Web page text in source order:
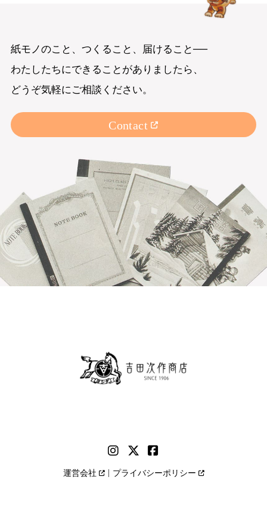
紙モノのこと、つくること、届けること──
わたしたちにできることがありましたら、
どうぞ気軽にご相談ください。
Contact
運営会社 プライバシーポリシー